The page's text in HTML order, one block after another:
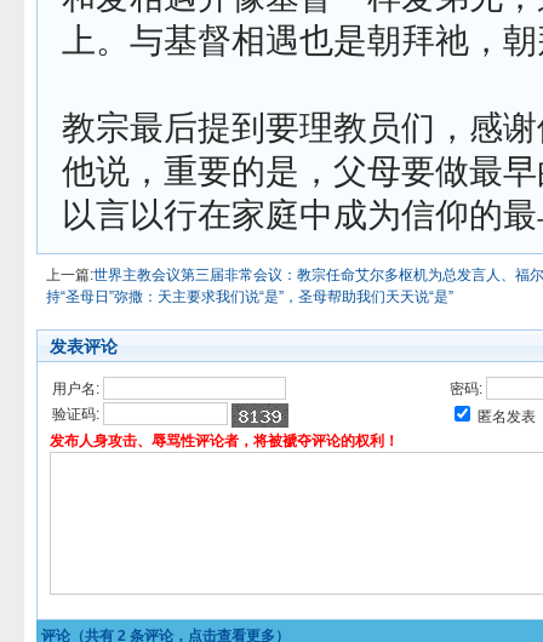
上。与基督相遇也是朝拜祂，
教宗最后提到要理教员们，感
他说，重要的是，父母要做最
以言以行在家庭中成为信仰的
上一篇:世界主教会议第三届非常会议：教宗任命艾尔多枢机为总发言人、福
持“圣母日”弥撒：天主要求我们说“是”，圣母帮助我们天天说“是”
发表评论
用户名:
密码:
验证码:
匿名发表
发布人身攻击、辱骂性评论者，将被褫夺评论的权利！
评论（共有 2 条评论，点击查看更多）